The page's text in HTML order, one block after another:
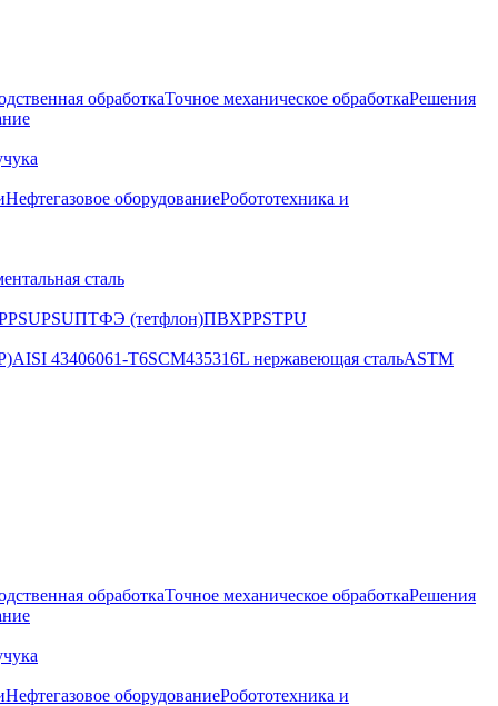
обработкаТочное механическое обработкаРешения
Нефтегазовое оборудованиеРобототехника и
сталь
PSUПТФЭ (тетфлон)ПВХPPSTPU
AISI 43406061-T6SCM435316L нержавеющая стальASTM
обработкаТочное механическое обработкаРешения
Нефтегазовое оборудованиеРобототехника и